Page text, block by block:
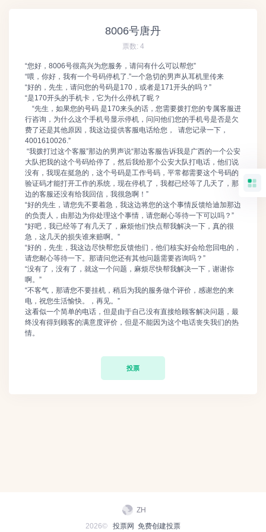
8006号唐丹
票数: 4
“您好，8006号很高兴为您服务，请问有什么可以帮您”
“喂，你好，我有一个号码停机了.”一个急切的男声从耳机里传来
“好的，先生，请问您的号码是170，或者是171开头的吗？”
“是170开头的手机卡，它为什么停机了昵？
“先生，如果您的号码 是170来头的话，您需要拨打您的专属客服进
行咨询，为什么这个手机号显示停机，问问他们您的手机号是否是欠
费了还是其他原因，我这边提供客服电话给您， 请您记录一下，
4001610026.”
“我拨打过这个客服”那边的男声说“那边客服告诉我是广西的一个公安
大队把我的这个号码给停了，然后我给那个公安大队打电话，他们说
没有，我现在挺急的，这个号码是工作号码，平常都需要这个号码的
验证码才能打开工作的系统，现在停机了，我都已经等了几天了，那
边的客服还没有给我回信，我很急啊！”
“好的先生，请您先不要着急，我这边将您的这个事情反馈给迪加那边
的负责人，由那边为你处理这个事情，请您耐心等待一下可以吗？”
“好吧，我已经等了有几天了，麻烦他们快点帮我解决一下，真的很
急，这几天的损失谁来赔啊。”
“好的，先生，我这边尽快帮您反馈他们，他们核实好会给您回电的，
请您耐心等待一下。那请问您还有其他问题需要咨询吗？”
“没有了，没有了，就这一个问题，麻烦尽快帮我解决一下，谢谢你
啊。”
“不客气，那请您不要挂机，稍后为我的服务做个评价，感谢您的来
电，祝您生活愉快。，再见。”
这看似一个简单的电话，但是由于自己没有直接给顾客解决问题，最
终没有得到顾客的满意度评价，但是不能因为这个电话丧失我们的热
情。
投票
2026© 投票网 免费创建投票
ZH